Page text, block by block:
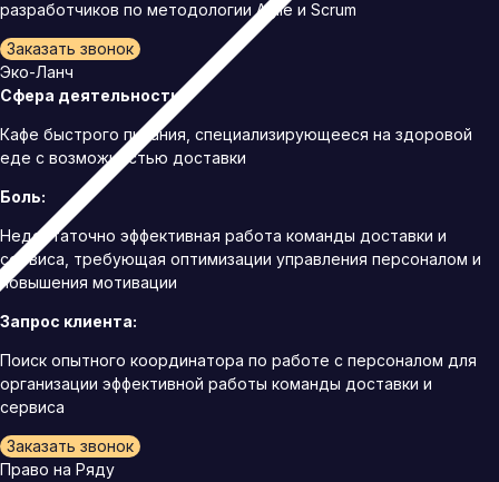
разработчиков по методологии Agile и Scrum
Заказать звонок
Эко-Ланч
Сфера деятельности:
Кафе быстрого питания, специализирующееся на здоровой
еде с возможностью доставки
Боль:
Недостаточно эффективная работа команды доставки и
сервиса, требующая оптимизации управления персоналом и
повышения мотивации
Запрос клиента:
Поиск опытного координатора по работе с персоналом для
организации эффективной работы команды доставки и
сервиса
Заказать звонок
Право на Ряду